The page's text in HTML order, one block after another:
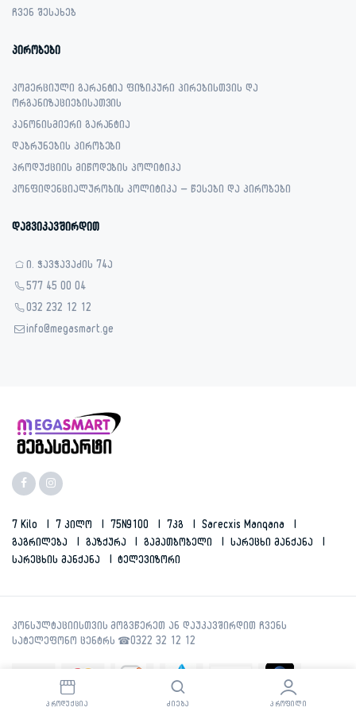
ჩვენ შესახებ
პირობები
კომერციული გარანტია ფიზიკური პირებისთვის და
ორგანიზაციებისათვის
კანონისმიერი გარანტია
დაბრუნების პირობები
პროდუქციის მიწოდების პოლიტიკა
კონფიდენციალურობის პოლიტიკა – წესები და პირობები
დაგვიკავშირდით
ი. ჭავჭავაძის 74ა
577 45 00 04
032 232 12 12
info@megasmart.ge
7 Kilo 7 Კილო 75N9100 7კგ
Sarecxis Manqana
Გაგრილება
Გაზქურა Გამათბობელი
Სარეცხი Მანქანა
Სარეცხის Მანქანა
Ტელევიზორი
ᲞᲠᲝᲓᲣᲥᲪᲘᲐ ᲫᲘᲔᲑᲐ ᲞᲠᲝᲤᲘᲚᲘ